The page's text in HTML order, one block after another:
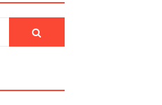
Pemerintah Semakin Sehat